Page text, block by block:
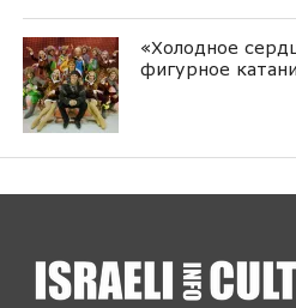
«Холодное
фигурное